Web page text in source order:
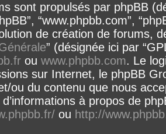
sont propulsés par phpBB
“www.phpbb.com”,
de création de forums,
” (désignée ici par
ou www.phpbb.com. Le
sur Internet, le phpBB
ou du contenu que nous
à propos de
ou http://